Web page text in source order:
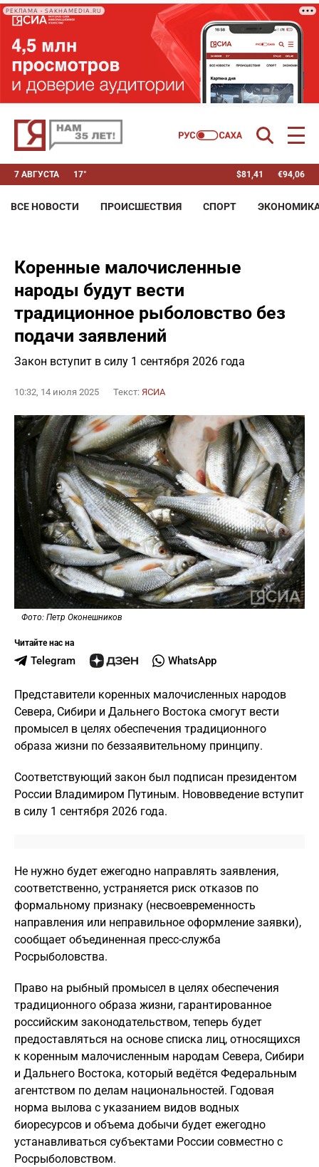
РЕКЛАМА • SAKHAMEDIA.RU
7 АВГУСТА 17° $81,41 €94,06
ВСЕ НОВОСТИ ПРОИСШЕСТВИЯ СПОРТ
Коренные малочисленные
народы будут вести
традиционное рыболовство без
подачи заявлений
Закон вступит в силу 1 сентября 2026 года
10:32, 14 июля 2025 Текст: ЯСИА
Фото: Петр Оконешников
Читайте нас на
Telegram WhatsApp
Представители коренных малочисленных народов
Севера, Сибири и Дальнего Востока смогут вести
промысел в целях обеспечения традиционного
образа жизни по беззаявительному принципу.
Соответствующий закон был подписан президентом
России Владимиром Путиным. Нововведение вступит
в силу 1 сентября 2026 года.
Не нужно будет ежегодно направлять заявления,
соответственно, устраняется риск отказов по
формальному признаку (несвоевременность
направления или неправильное оформление заявки),
сообщает объединенная пресс-служба
Росрыболовства.
Право на рыбный промысел в целях обеспечения
традиционного образа жизни, гарантированное
российским законодательством, теперь будет
предоставляться на основе списка лиц, относящихся
к коренным малочисленным народам Севера, Сибири
и Дальнего Востока, который ведётся Федеральным
агентством по делам национальностей. Годовая
норма вылова с указанием видов водных
биоресурсов и объема добычи будет ежегодно
устанавливаться субъектами России совместно с
Росрыболовством.